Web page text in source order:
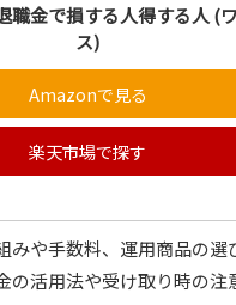
職金で損する人得する人 (
ス)
Amazonで見る
楽天市場で探す
みや手数料、運用商品の選
の活用法や受け取り時の注